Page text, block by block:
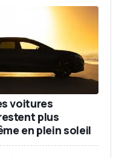
voitures
plus
en plein soleil